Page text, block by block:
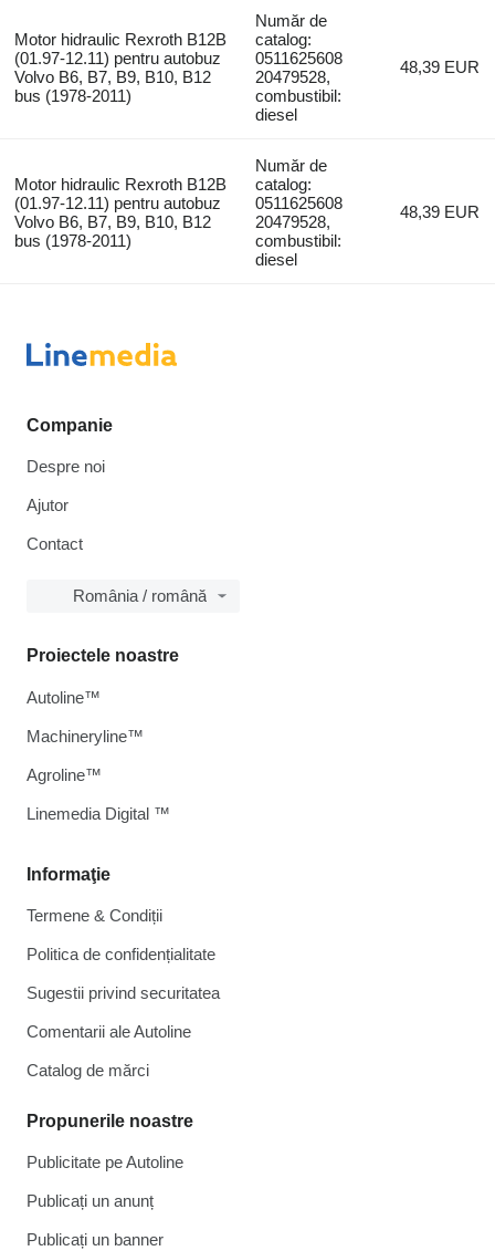
Motor hidraulic Rexroth B12B
(01.97-12.11) pentru autobuz
Volvo B6, B7, B9, B10, B12
bus (1978-2011)
Număr de
catalog:
0511625608
20479528,
combustibil:
diesel
48,39 EUR
Motor hidraulic Rexroth B12B
(01.97-12.11) pentru autobuz
Volvo B6, B7, B9, B10, B12
bus (1978-2011)
Număr de
catalog:
0511625608
20479528,
combustibil:
diesel
48,39 EUR
Companie
Despre noi
Ajutor
Contact
România / română
Informaţie
Termene & Condiții
Politica de confidențialitate
Sugestii privind securitatea
Comentarii ale Autoline
Catalog de mărcі
Propunerile noastre
Publicitate pe Autoline
Publicați un anunț
Publicați un banner
Proiectele noastre
Autoline™
Machineryline™
Agroline™
Linemedia Digital ™